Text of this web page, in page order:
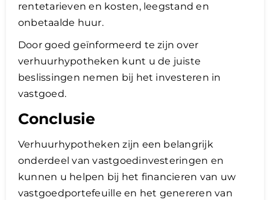
rentetarieven en kosten, leegstand en
onbetaalde huur.
Door goed geïnformeerd te zijn over
verhuurhypotheken kunt u de juiste
beslissingen nemen bij het investeren in
vastgoed.
Conclusie
Verhuurhypotheken zijn een belangrijk
onderdeel van vastgoedinvesteringen en
kunnen u helpen bij het financieren van uw
vastgoedportefeuille en het genereren van